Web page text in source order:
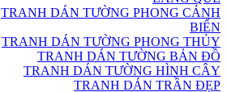
TRANH DÁN TƯỜNG PHONG CẢNH
BIỂN
TRANH DÁN TƯỜNG PHONG THỦY
TRANH DÁN TƯỜNG BẢN ĐỒ
TRANH DÁN TƯỜNG HÌNH CÂY
TRANH DÁN TRẦN ĐẸP